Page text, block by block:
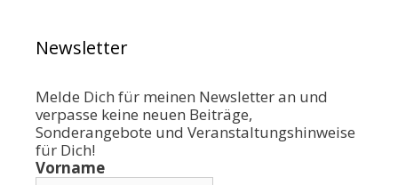
Newsletter
Melde Dich für meinen Newsletter an und
verpasse keine neuen Beiträge,
Sonderangebote und Veranstaltungshinweise
für Dich!
Vorname